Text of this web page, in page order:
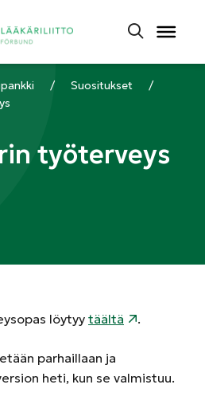
/ Suositukset
/
työterveys
löytyy täältä .
parhaillaan ja
heti, kun se valmistuu.